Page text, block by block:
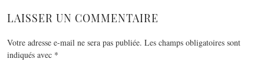
LAISSER UN COMMENTAIRE
Votre adresse e-mail ne sera pas publiée. Les champs obligatoires sont
indiqués avec *